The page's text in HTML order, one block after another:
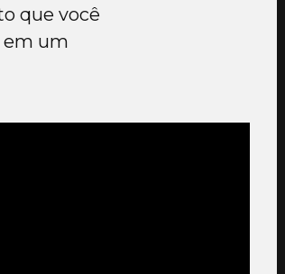
que você
em um